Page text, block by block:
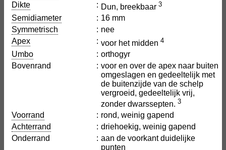
Dikte
: Dun, breekbaar 3
Semidiameter : 16 mm
Symmetrisch
: nee
Apex
: voor het midden 4
Umbo : orthogyr
Bovenrand
: voor en over de apex naar buiten
omgeslagen en gedeeltelijk met
de buitenzijde van de schelp
vergroeid, gedeeltelijk vrij,
zonder dwarssepten. 3
Voorrand : rond, weinig gapend
Achterrand
: driehoekig, weinig gapend
Onderrand
: aan de voorkant duidelijke
punten